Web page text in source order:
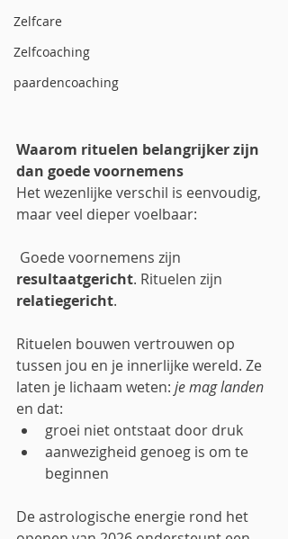
Zelfcare
Zelfcoaching
paardencoaching
Waarom rituelen belangrijker zijn
dan goede voornemens
Het wezenlijke verschil is eenvoudig,
maar veel dieper voelbaar:
Goede voornemens zijn
resultaatgericht. Rituelen zijn
relatiegericht.
Rituelen bouwen vertrouwen op
tussen jou en je innerlijke wereld. Ze
laten je lichaam weten: je mag landen
en dat:
groei niet ontstaat door druk
aanwezigheid genoeg is om te
beginnen
De astrologische energie rond het